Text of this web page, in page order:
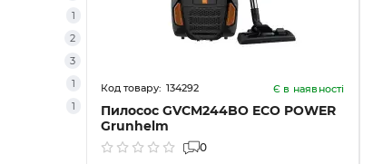
1
2
3
1
1
134292 Є в наявності
Пилосос GVCM244BO ECO POWER
Grunhelm
0